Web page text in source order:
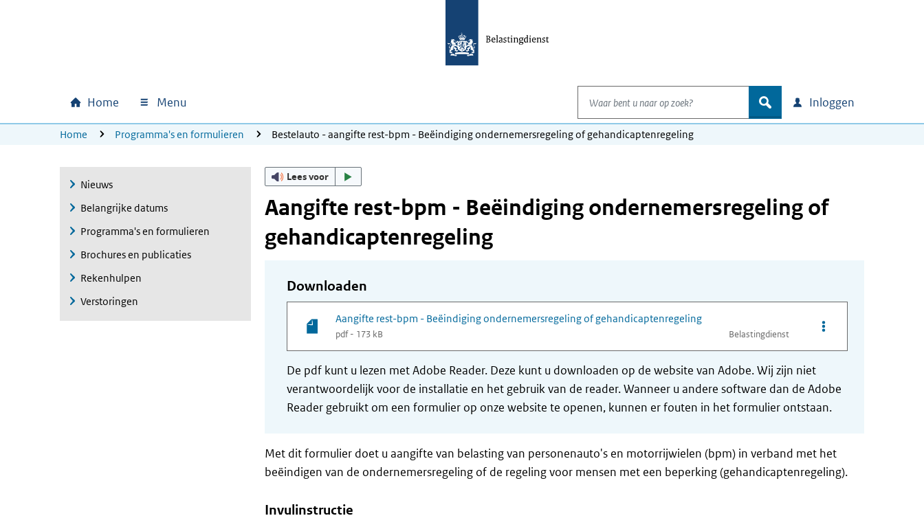
Hoofdnavigatie
Home Menu
Waar bent u naar op zoek?
zoek Inloggen
U bevindt zich hier:
Home Programma's en formulieren Bestelauto - aangifte rest-bpm - Beëindiging ondernemersregeling of gehandicaptenregeling
Nieuws
Belangrijke datums
Programma's en formulieren
Brochures en publicaties
Rekenhulpen
Verstoringen
Lees voor
Aangifte rest-bpm - Beëindiging ondernemersregeling of
gehandicaptenregeling
Downloaden
Aangifte rest-bpm - Beëindiging ondernemersregeling of gehandicaptenregeling
pdf - 173 kB Belastingdienst
Opties van bestand
De pdf kunt u lezen met Adobe Reader. Deze kunt u downloaden op de website van Adobe. Wij zijn niet
verantwoordelijk voor de installatie en het gebruik van de reader. Wanneer u andere software dan de Adobe
Reader gebruikt om een formulier op onze website te openen, kunnen er fouten in het formulier ontstaan.
Met dit formulier doet u aangifte van belasting van personenauto's en motorrijwielen (bpm) in verband met het
beëindigen van de ondernemersregeling of de regeling voor mensen met een beperking (gehandicaptenregeling).
Invulinstructie